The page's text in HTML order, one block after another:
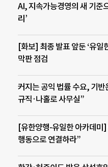
AI, 지속가능경영의 새 기준
리’
[화보] 최종 발표 앞둔 ‘유일
막판 점검
커지는 공익 법률 수요, 기
규직·나홀로 사무실”
[유한양행-유일한 아카데미
행동으로 연결하라”